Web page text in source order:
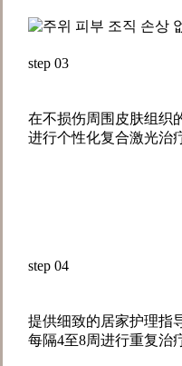
step 03
在不损伤周围皮肤组织
进行个性化复合激光治
step 04
提供细致的居家护理指
每隔4至8周进行重复治